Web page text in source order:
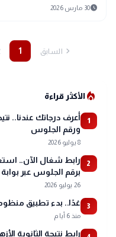
schedule30 مارس 2026
chevron_right السابق 1
local_fire_departmentالأكثر قراءة
1
ورقم الجلوس
8 يوليو 2026
2
برقم الجلوس عبر بوابة
26 يوليو 2026
3 غدًا.. بدء تطبيق
منذ 6 أيام